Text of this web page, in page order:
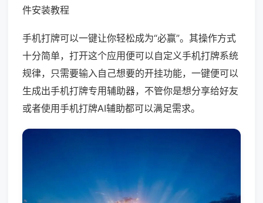
件安装教程
手机打牌可以一键让你轻松成为“必赢”。其操作方式
十分简单，打开这个应用便可以自定义手机打牌系统
规律，只需要输入自己想要的开挂功能，一键便可以
生成出手机打牌专用辅助器，不管你是想分享给好友
或者使用手机打牌AI辅助都可以满足需求。